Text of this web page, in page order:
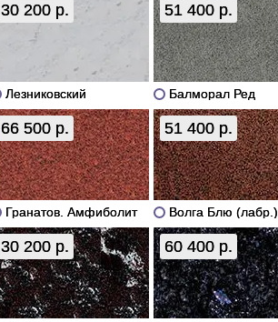
30 200 р. 51 400 р.
Лезниковский
66 500 р.
Балморал Ред
51 400 р.
Гранатов. Амфиболит
30 200 р.
Волга Блю (лабр.)
60 400 р.